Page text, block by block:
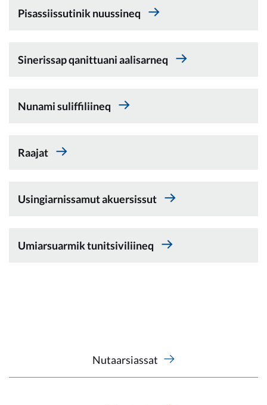
Pisassiissutinik nuussineq
Sinerissap qanittuani aalisarneq
Nunami suliffiliineq
Raajat
Usingiarnissamut akuersissut
Umiarsuarmik tunitsiviliineq
Nutaarsiassat